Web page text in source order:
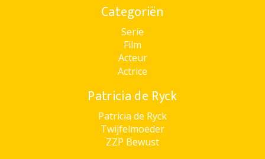
Categoriën
Serie
Film
Acteur
Actrice
Patricia de Ryck
Patricia de Ryck
Twijfelmoeder
ZZP Bewust